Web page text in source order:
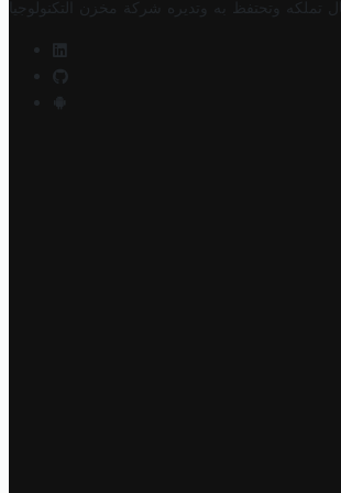
تملكه وتحتفظ به وتديره شركة مخزن التكنولوجيا